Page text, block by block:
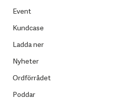
Event
Kundcase
Ladda ner
Nyheter
Ordförrådet
Poddar